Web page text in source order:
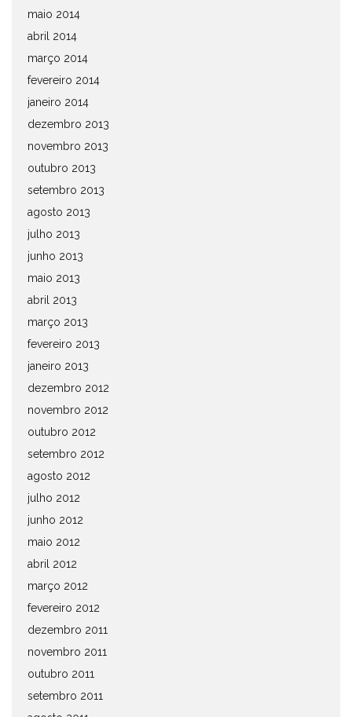
maio 2014
abril 2014
março 2014
fevereiro 2014
janeiro 2014
dezembro 2013
novembro 2013
outubro 2013
setembro 2013
agosto 2013
julho 2013
junho 2013
maio 2013
abril 2013
março 2013
fevereiro 2013
janeiro 2013
dezembro 2012
novembro 2012
outubro 2012
setembro 2012
agosto 2012
julho 2012
junho 2012
maio 2012
abril 2012
março 2012
fevereiro 2012
dezembro 2011
novembro 2011
outubro 2011
setembro 2011